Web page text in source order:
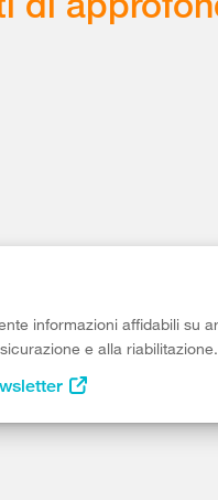
informazioni affidabili su
e alla riabilitazione.